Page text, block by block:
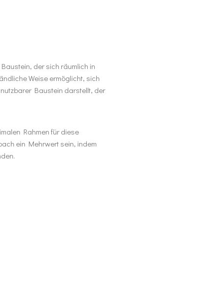
der sich räumlich in
Weise ermöglicht, sich
Baustein darstellt, der
Rahmen für diese
ein Mehrwert sein, indem